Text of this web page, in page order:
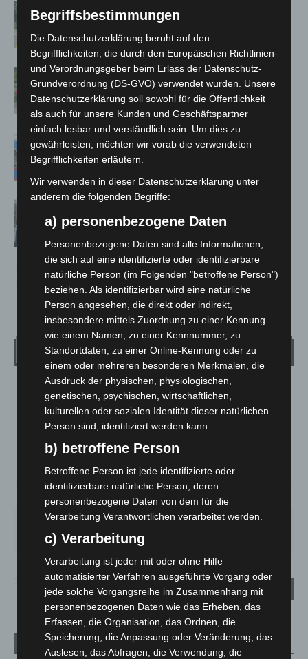
Brand im „Haus der Begegnung“ in
Neuwarmbüchen schnell eingedämmt
Region Hannover: 21 neue
Notfallsanitäter starten beim Roten
Kreuz
Mann läuft mit Hockeyschläger über
A7 – Polizei sucht Zeugen
auf Baustelle
Wetter
LANGENHAGEN
Mäßig Bewölkt
12°
93% 1.8m/s 38%
27°
SO.
34°
Aktuelle Beiträge
Begriffsbestimmungen
Die Datenschutzerklärung beruht auf den
Begrifflichkeiten, die durch den Europäischen Richtlinien-
und Verordnungsgeber beim Erlass der Datenschutz-
Grundverordnung (DS-GVO) verwendet wurden. Unsere
Datenschutzerklärung soll sowohl für die Öffentlichkeit
als auch für unsere Kunden und Geschäftspartner
einfach lesbar und verständlich sein. Um dies zu
gewährleisten, möchten wir vorab die verwendeten
Begrifflichkeiten erläutern.
Wir verwenden in dieser Datenschutzerklärung unter
anderem die folgenden Begriffe:
a) personenbezogene Daten
Personenbezogene Daten sind alle Informationen,
die sich auf eine identifizierte oder identifizierbare
natürliche Person (im Folgenden "betroffene Person")
beziehen. Als identifizierbar wird eine natürliche
Person angesehen, die direkt oder indirekt,
insbesondere mittels Zuordnung zu einer Kennung
wie einem Namen, zu einer Kennnummer, zu
Standortdaten, zu einer Online-Kennung oder zu
einem oder mehreren besonderen Merkmalen, die
Ausdruck der physischen, physiologischen,
genetischen, psychischen, wirtschaftlichen,
kulturellen oder sozialen Identität dieser natürlichen
Person sind, identifiziert werden kann.
b) betroffene Person
Betroffene Person ist jede identifizierte oder
identifizierbare natürliche Person, deren
personenbezogene Daten von dem für die
Verarbeitung Verantwortlichen verarbeitet werden.
c) Verarbeitung
Verarbeitung ist jeder mit oder ohne Hilfe
automatisierter Verfahren ausgeführte Vorgang oder
jede solche Vorgangsreihe im Zusammenhang mit
personenbezogenen Daten wie das Erheben, das
Erfassen, die Organisation, das Ordnen, die
Speicherung, die Anpassung oder Veränderung, das
Auslesen, das Abfragen, die Verwendung, die